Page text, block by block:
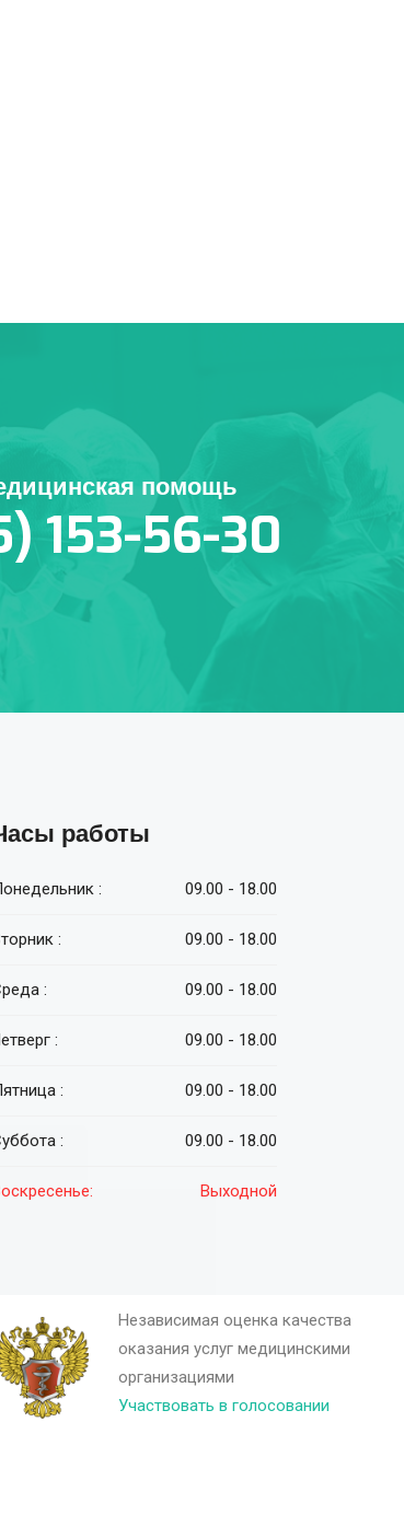
помощь
153-56-30
работы
: 09.00 - 18.00
: 09.00 - 18.00
: 09.00 - 18.00
: 09.00 - 18.00
: 09.00 - 18.00
: 09.00 - 18.00
Выходной
Независимая оценка качества
оказания услуг медицинскими
организациями
Участвовать в голосовании